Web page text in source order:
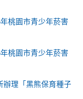
桃園市青少年菸害
桃園市青少年菸害
辦理「黑熊保育種子